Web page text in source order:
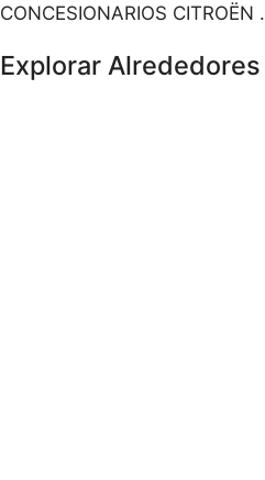
CONCESIONARIOS CITROËN .
Explorar Alrededores